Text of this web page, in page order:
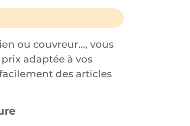
ou couvreur…, vous
adaptée à vos
des articles